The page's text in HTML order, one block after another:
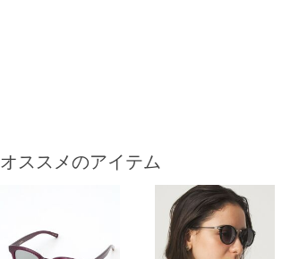
オススメのアイテム